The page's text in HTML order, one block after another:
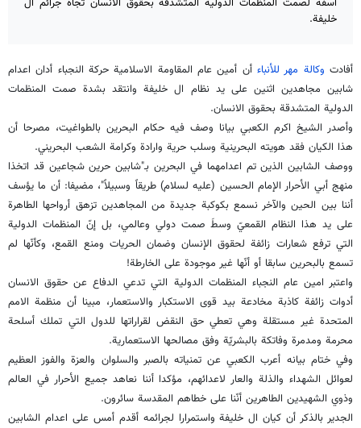
خليفة.
أفادت وكالة مهر للأنباء أن أمين عام المقاومة الاسلامية حركة النجباء أدان اعدام
شابين مجاهدين اثنين على يد نظام ال خليفة وانتقد بشدة صمت المنظمات
الدولية المتشدقة بحقوق الانسان.
وأصدر الشيخ اكرم الكعبي بيانا وصف فيه حكام البحرين بالطواغيت، مصرحا أن
هذا الكيان فقد هويته البحرينية وسلب حرية وارادة وكرامة الشعب البحريني.
ووصف الشابين الذين تم اعدامهما في البحرين بـ"شابين حرين شجاعين قد اتخذا
منهج أبي الأحرار الإمام الحسين (عليه لسلام) طريقاً وسبيلاً"، مضيفا: أن ما يؤسف
أننا بين الحين والآخر نسمع بكوكبة جديدة من المجاهدين تزهق أرواحها الطاهرة
على يد هذا النظام القمعيّ وسطَ صمت دولي وعالمي، بل إنّ المنظمات الدولية
التي ترفع شعارات زائفة لحقوق الإنسان وضمان الحريات ومنع القمع، وكأنّها لم
تسمع بالبحرين سابقا أو أنّها غير موجودة على الخارطة!
واعتبر امين عام النجباء المنظمات الدولية التي تدعي الدفاع عن حقوق الانسان
أدوات زائفة كاذبة مخادعة بيد قوى الاستكبار والاستعمار، مبينا أن منظمة الامم
المتحدة غير مستقلة وهي تعطي حق النقض لقراراتها للدول التي تملك أسلحة
محرمة ومدمرة وفاتكة بالبشريّة وفق مصالحها الاستعمارية.
وفي ختام بيانه أعرب الكعبي عن تمنياته بالصبر والسلوان والعزة والفوز العظيم
لعوائل الشهداء والذلة والعار لاعدائهم، مؤكدا أننا نعاهد جميع الأحرار في العالم
وذوي الشهيدين الطاهرين أنّنا على خطاهم المقدسة سائرون.
الجدير بالذكر أن كيان ال خليفة واستمرارا لجرائمه أقدم أمس على اعدام الشابين